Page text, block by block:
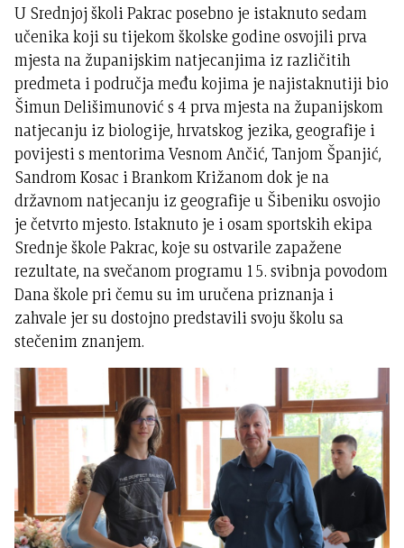
U Srednjoj školi Pakrac posebno je istaknuto sedam
učenika koji su tijekom školske godine osvojili prva
mjesta na županijskim natjecanjima iz različitih
predmeta i područja među kojima je najistaknutiji bio
Šimun Delišimunović s 4 prva mjesta na županijskom
natjecanju iz biologije, hrvatskog jezika, geografije i
povijesti s mentorima Vesnom Ančić, Tanjom Španjić,
Sandrom Kosac i Brankom Križanom dok je na
državnom natjecanju iz geografije u Šibeniku osvojio
je četvrto mjesto. Istaknuto je i osam sportskih ekipa
Srednje škole Pakrac, koje su ostvarile zapažene
rezultate, na svečanom programu 15. svibnja povodom
Dana škole pri čemu su im uručena priznanja i
zahvale jer su dostojno predstavili svoju školu sa
stečenim znanjem.